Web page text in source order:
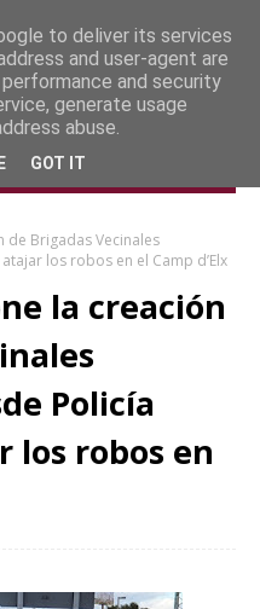
de Brigadas Vecinales
los robos en el Camp d’Elx
la creación
Policía
los robos en
to deliver its services
and user-agent are
and security
generate usage
abuse.
GOT IT